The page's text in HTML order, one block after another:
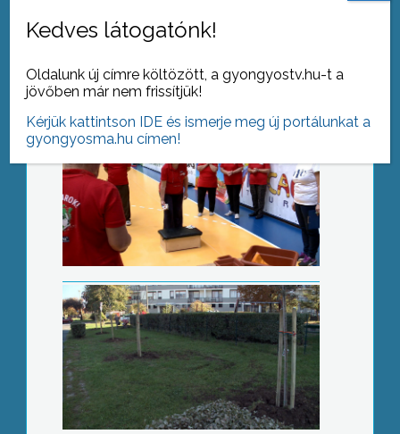
Tizennyolc fát ültettek
Kedves látogatónk!
Oldalunk új címre költözött, a gyongyostv.hu-t a
jövőben már nem frissítjük!
Kérjük kattintson IDE és ismerje meg új portálunkat a
gyongyosma.hu címen!